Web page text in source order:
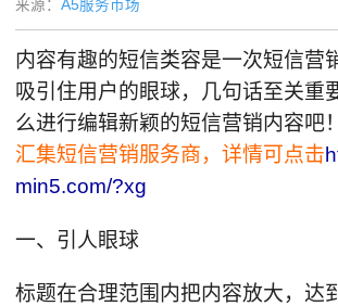
来源： A5服务市场
内容有趣的短信类容是一次短信营
吸引住用户的眼球，几句话至关重
么进行编辑新颖的短信营销内容吧！
汇集短信营销服务商，详情可点击
min5.com/?xg
一、引人眼球
标题在合理范围内把内容放大，达